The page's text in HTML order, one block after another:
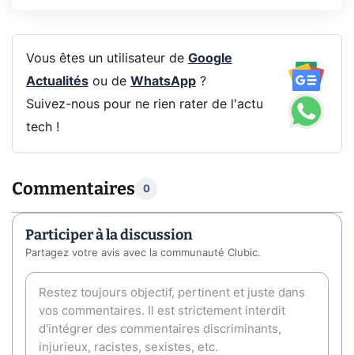
Vous êtes un utilisateur de Google
Actualitésou de WhatsApp?
Suivez-nous pour ne rien rater de l'actu
tech !
Commentaires 0
Participer à la discussion
Partagez votre avis avec la communauté Clubic.